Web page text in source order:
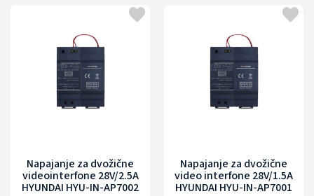
Napajanje za dvožične
videointerfone 28V/2.5A
HYUNDAI HYU-IN-AP7002
Napajanje za dvožične
video interfone 28V/1.5A
HYUNDAI HYU-IN-AP7001